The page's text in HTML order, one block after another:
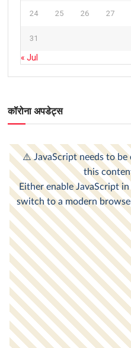
24 25 26 27
31
« Jul
कॉरोना अपडेट्स